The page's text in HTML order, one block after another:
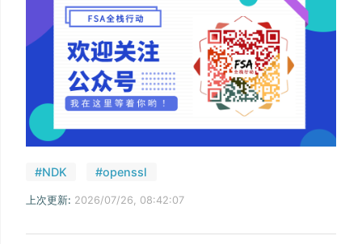
#NDK #openssl
上次更新: 2026/07/26, 08:42:07